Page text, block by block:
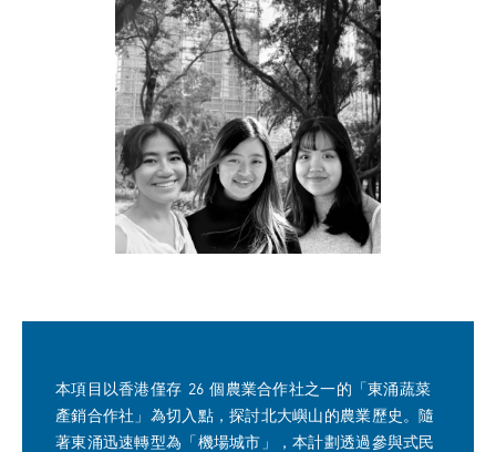
本項目以香港僅存 26 個農業合作社之一的「東涌蔬菜
產銷合作社」為切入點，探討北大嶼山的農業歷史。隨
著東涌迅速轉型為「機場城市」，本計劃透過參與式民